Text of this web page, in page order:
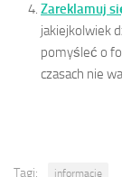
Zareklamuj
jakiejkolwiek
pomyśleć o
czasach nie
Tagi: informacje